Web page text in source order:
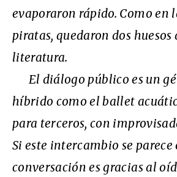
evaporaron rápido. Como en
piratas, quedaron dos
literatura.
El diálogo público es un
híbrido como el ballet
para terceros, con
Si este intercambio se parece
conversación es gracias al